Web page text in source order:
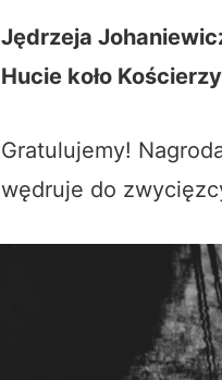
Jędrzeja
Hucie koło
Gratulujemy!
wędruje do